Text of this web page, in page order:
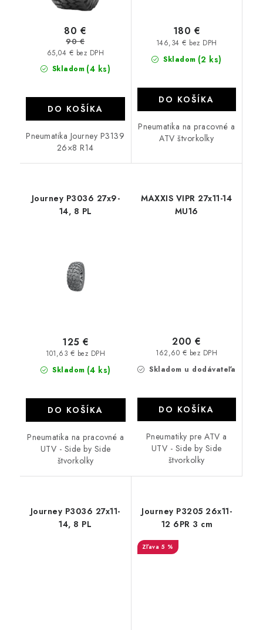
Skladom (4 ks)
65,04 € bez DPH
80 €
90 €
DO KOŠÍKA
Pneumatika Journey P3139
26×8 R14
Skladom (2 ks)
146,34 € bez DPH
180 €
DO KOŠÍKA
Pneumatika na pracovné a
ATV štvorkolky
Journey P3036 27x9-
14, 8 PL
Skladom (4 ks)
101,63 € bez DPH
125 €
DO KOŠÍKA
Pneumatika na pracovné a
UTV - Side by Side
štvorkolky
MAXXIS VIPR 27x11-14
MU16
Skladom u dodávateľa
162,60 € bez DPH
200 €
DO KOŠÍKA
Pneumatiky pre ATV a
UTV - Side by Side
štvorkolky
Journey P3036 27x11-
14, 8 PL
Journey P3205 26x11-
12 6PR 3 cm
5 %